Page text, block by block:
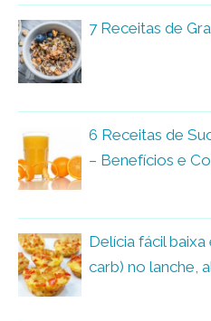
7 Receitas de
6 Receitas de
– Benefícios e
Delícia fácil
carb) no lanche,